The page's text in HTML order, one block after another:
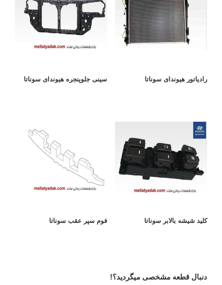
رادیاتور هیوندای سوناتا سینی جلوپنجره هیوندای سوناتا
کلید شیشه بالابر سوناتا فوم سپر عقب سوناتا
دنبال قطعه مشخصی میگردید؟!